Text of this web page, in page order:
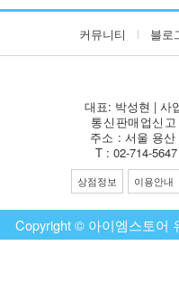
커뮤니티 블로
대표: 박성현 | 사
통신판매업신
주소 : 서울 용
T : 02-714-
상점정보 이용안내
Copyright © 아이엠스토어